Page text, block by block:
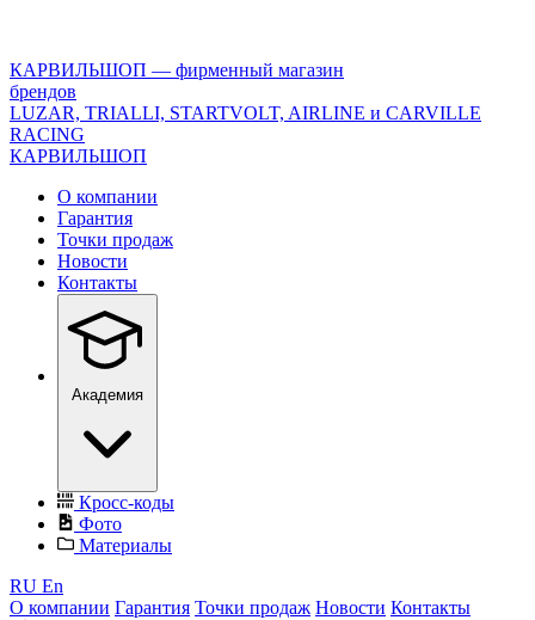
version="1.0"
encoding="utf-
8"?
>
КАРВИЛЬШОП — фирменный магазин
брендов
LUZAR, TRIALLI, STARTVOLT, AIRLINE и CARVILLE
RACING
КАРВИЛЬШОП
О компании
Гарантия
Точки продаж
Новости
Контакты
Академия
Кросс-коды
Фото
Материалы
RU En
О компании Гарантия Точки продаж Новости Контакты